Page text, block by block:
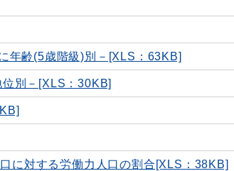
年齢(5歳階級)別－[XLS：63KB]
別－[XLS：30KB]
に対する労働力人口の割合[XLS：38KB]